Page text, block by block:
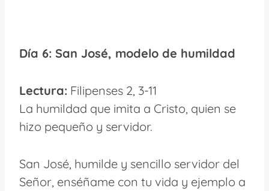
Día 6: San José, modelo de humildad
Lectura: Filipenses 2, 3-11
La humildad que imita a Cristo, quien se
hizo pequeño y servidor.
San José, humilde y sencillo servidor del
Señor, enséñame con tu vida y ejemplo a